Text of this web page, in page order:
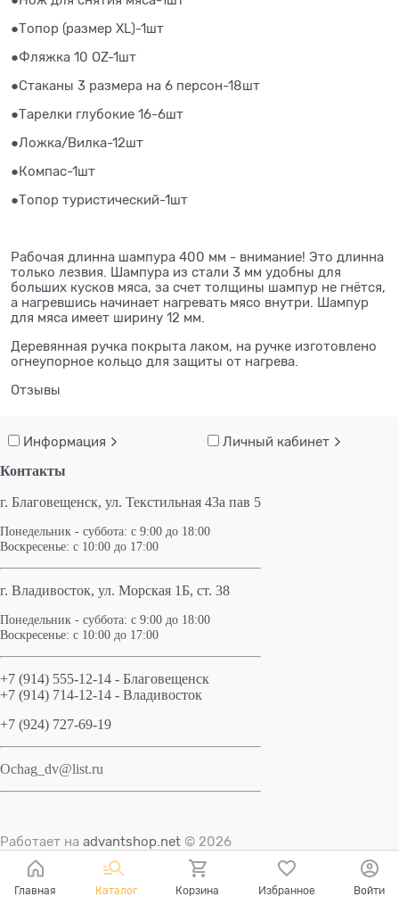
●Топор (размер XL)-1шт
●Фляжка 10 OZ-1шт
●Стаканы 3 размера на 6 персон-18шт
●Тарелки глубокие 16-6шт
●Ложка/Вилка-12шт
●Компас-1шт
●Топор туристический-1шт ​ ​ ​ ​ ​ ​ ​ ​ ​ ​ ​ ​ ​ ​ ​ ​ ​ ​ ​ ​ ​ ​ ​ ​ ​ ​ ​ ​ ​ ​ ​ ​ ​ ​ ​ ​ ​ ​ ​ ​
Рабочая длинна шампура 400 мм - внимание! Это длинна
только лезвия. Шампура из стали 3 мм удобны для
больших кусков мяса, за счет толщины шампур не гнётся,
а нагревшись начинает нагревать мясо внутри. Шампур
для мяса имеет ширину 12 мм.
Деревянная ручка покрыта лаком, на ручке изготовлено
огнеупорное кольцо для защиты от нагрева.​ ​ ​ ​ ​ ​ ​ ​ ​ ​ ​ ​ ​ ​ ​ ​
Отзывы
Информация Личный кабинет
Контакты
г. Благовещенск, ул. Текстильная 43а пав 5
Понедельник - суббота: с 9:00 до 18:00
Воскресенье: с 10:00 до 17:00
г. Владивосток, ул. Морская 1Б, ст. 38
Понедельник - суббота: с 9:00 до 18:00
Воскресенье: с 10:00 до 17:00
+7 (914) 555-12-14 - Благовещенск
+7 (914) 714-12-14 - Владивосток
+7 (924) 727-69-19
Ochag_dv@list.ru
Работает на advantshop.net © 2026
Главная Каталог Корзина Избранное Войти